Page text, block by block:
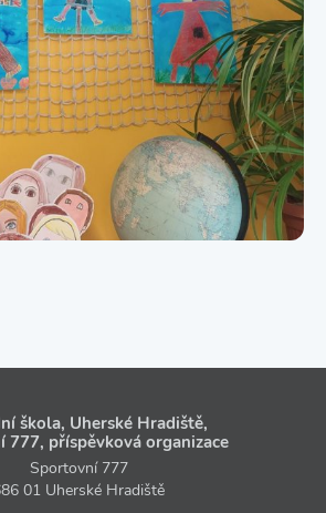
škola, Uherské Hradiště,
777, příspěvková organizace
Sportovní 777
01 Uherské Hradiště